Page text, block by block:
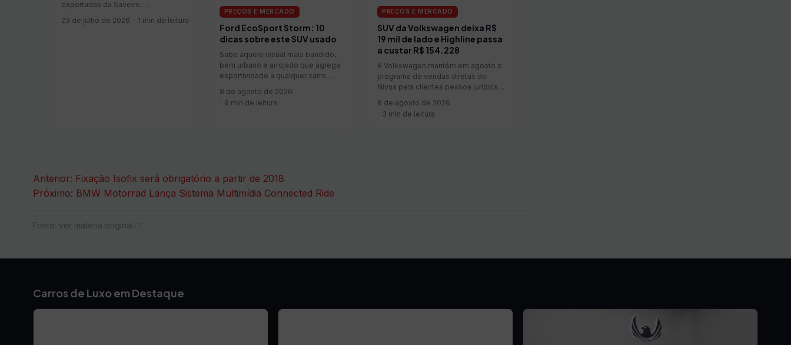
exportadas da Saveiro,
modelos de maior presença
23 de julho de 2026 1 min de leitura
PREÇOS E MERCADO
Ford EcoSport Storm: 10
dicas sobre este SUV usado
Sabe aquele visual mais bandido,
bem urbano e arrojado que agrega
esportividade a qualquer carro
8 de agosto de 2026
9 min de leitura
PREÇOS E MERCADO
SUV da Volkswagen deixa R$
19 mil de lado e Highline passa
a custar R$ 154.228
A Volkswagen mantém em agosto o
programa de vendas diretas do
Nivus para clientes pessoa jurídica,
8 de agosto de 2026
3 min de leitura
Navegação
de
Post
Anterior: Fixação Isofix será obrigatório a partir de 2018
Próximo: BMW Motorrad Lança Sistema Multimídia Connected Ride
Fonte: ver matéria original
Carros de Luxo em Destaque